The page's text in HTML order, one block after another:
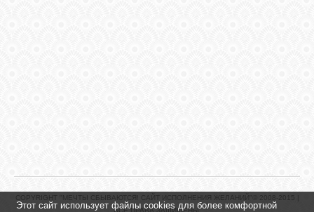
COPYRIGHT "МЕЧТЫ СБЫВАЮТСЯ! САЙТ ИСПОЛНЕНИЯ ЖЕЛАНИЙ"© 2008-2015 |
ВСЕ ПРАВА ЗАЩИЩЕНЫ.
Этот сайт использует файлы cookies для более комфортной